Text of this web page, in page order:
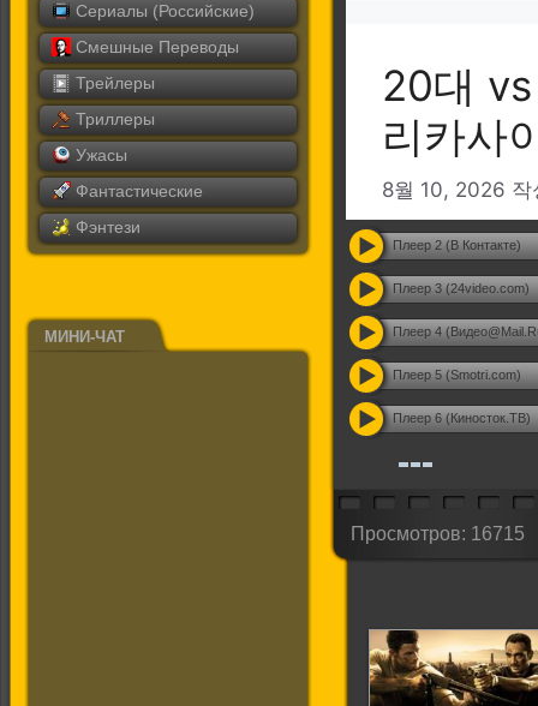
Сериалы (Российские)
Смешные Переводы
Трейлеры
Триллеры
Ужасы
Фантастические
Фэнтези
МИНИ-ЧАТ
Плеер 2 (В Контакте)
Плеер 3 (24video.com)
Плеер 4
Плеер 5 (Smotri.com)
Плеер 6 (Киносток.ТВ)
Просмотров: 16715